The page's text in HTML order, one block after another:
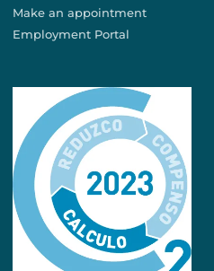
Make an appointment
Employment Portal